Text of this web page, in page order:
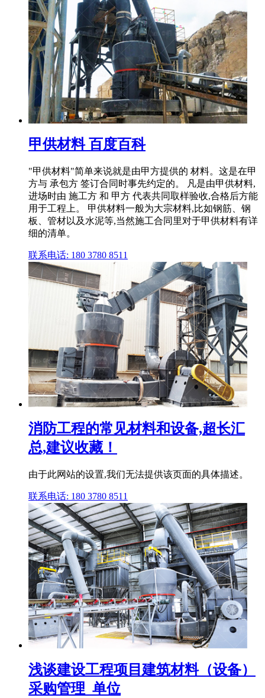
甲供材料 百度百科
"甲供材料"简单来说就是由甲方提供的 材料。这是在甲
方与 承包方 签订合同时事先约定的。 凡是由甲供材料,
进场时由 施工方 和 甲方 代表共同取样验收,合格后方能
用于工程上。 甲供材料一般为大宗材料,比如钢筋、钢
板、管材以及水泥等,当然施工合同里对于甲供材料有详
细的清单。
联系电话: 180 3780 8511
消防工程的常见材料和设备,超长汇
总,建议收藏！
由于此网站的设置,我们无法提供该页面的具体描述。
联系电话: 180 3780 8511
浅谈建设工程项目建筑材料（设备）
采购管理_单位